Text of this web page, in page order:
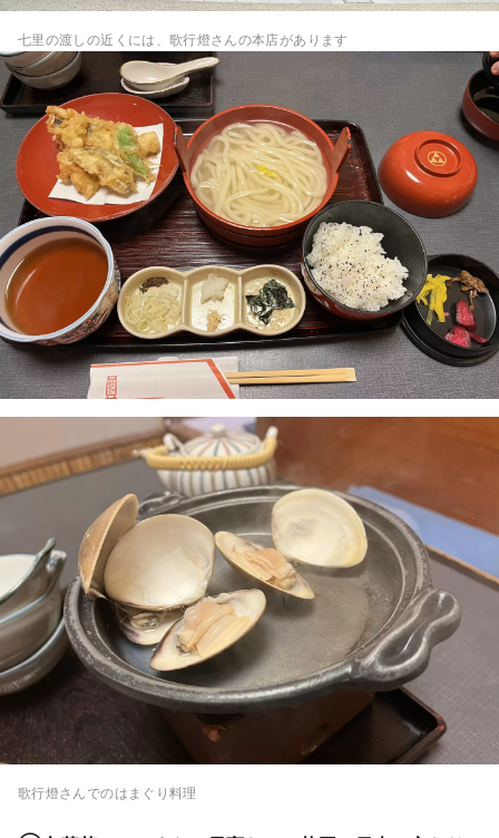
七里の渡しの近くには、歌行燈さんの本店があります
歌行燈さんでのはまぐり料理